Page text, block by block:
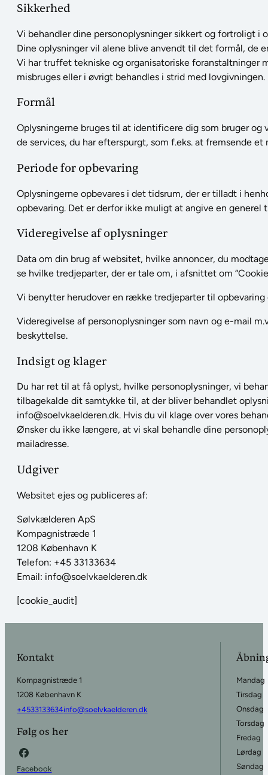
Sikkerhed
Vi behandler dine personoplysninger sikkert og fortroligt
Dine oplysninger vil alene blive anvendt til det formål,
Vi har truffet tekniske og organisatoriske
misbruges eller i øvrigt behandles i strid med lovgivningen.
Formål
Oplysningerne bruges til at identificere dig som bruger
de services, du har efterspurgt, som f.eks. at fremsende
Periode for opbevaring
Oplysningerne opbevares i det tidsrum, der er tilladt i
opbevaring. Det er derfor ikke muligt at angive en
Videregivelse af oplysninger
Data om din brug af websitet, hvilke annoncer, du
se hvilke tredjeparter, der er tale om, i afsnittet om
Vi benytter herudover en række tredjeparter til opbevaring
Videregivelse af personoplysninger som navn og e-mail
beskyttelse.
Indsigt og klager
Du har ret til at få oplyst, hvilke personoplysninger, vi
tilbagekalde dit samtykke til, at der bliver behandlet
info@soelvkaelderen.dk. Hvis du vil klage over vores
Ønsker du ikke længere, at vi skal behandle dine
mailadresse.
Udgiver
Websitet ejes og publiceres af:
Sølvkælderen ApS
Kompagnistræde 1
1208 København K
Telefon: +45 33133634
Email: info@soelvkaelderen.dk
[cookie_audit]
Kontakt
Kompagnistræde 1
1208 København K
+4533133634info@soelvkaelderen.dk
Følg os her
Facebook
Mandag
Tirsdag
Onsdag
Torsdag
Fredag
Lørdag
Søndag